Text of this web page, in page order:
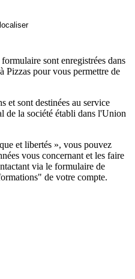
sont enregistrées dans
pour vous permettre de
et sont destinées au service
de la société établi dans l'Union
et libertés », vous pouvez
vous concernant et les faire
via le formulaire de
de votre compte.